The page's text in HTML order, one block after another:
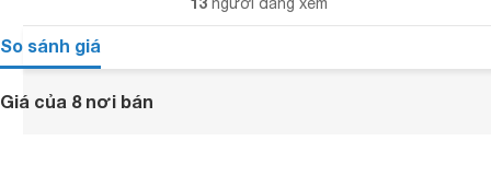
So sánh giá
Giá của 8 nơi bán